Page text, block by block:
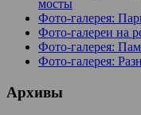
мосты
Фото-галерея:
Фото-галереи на
Фото-галерея:
Фото-галерея:
Архивы